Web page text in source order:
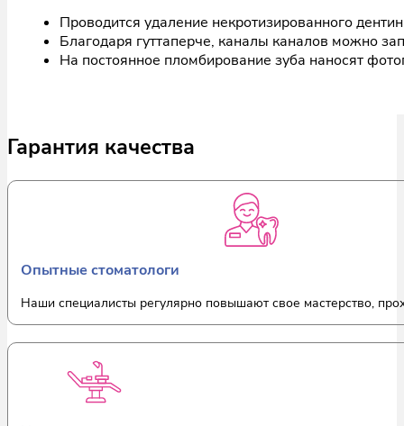
Проводится удаление некротизированного
Благодаря гуттаперче, каналы каналов можно
На постоянное пломбирование зуба наносят
Гарантия качества
Опытные стоматологи
Наши специалисты регулярно повышают свое мастерство,